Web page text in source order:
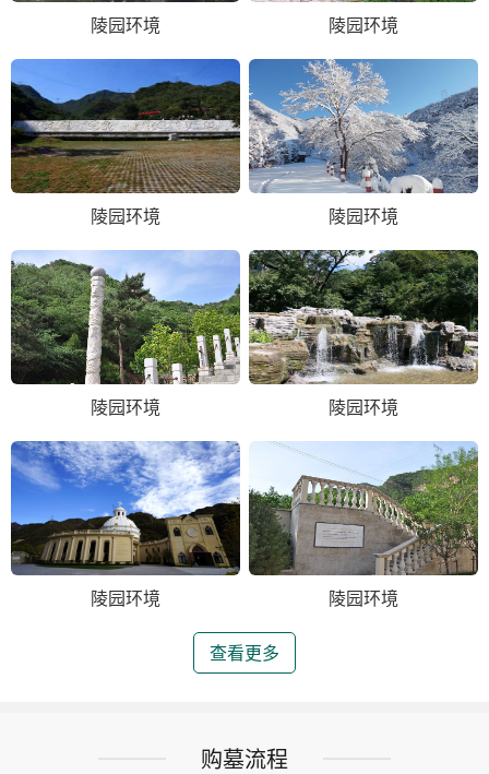
陵园环境 陵园环境
陵园环境 陵园环境
陵园环境 陵园环境
陵园环境 陵园环境
查看更多
购墓流程